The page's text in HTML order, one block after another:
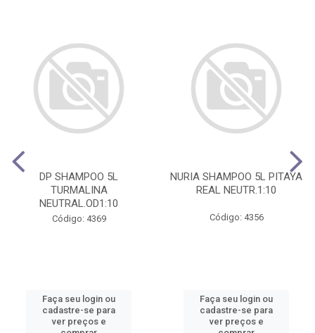
DP SHAMPOO 5L
TURMALINA
NEUTRAL.OD1:10
Código: 4369
Faça seu login ou
cadastre-se para
ver preços e
NURIA SHAMPOO 5L PITAYA
REAL NEUTR.1:10
Código: 4356
Faça seu login ou
cadastre-se para
ver preços e